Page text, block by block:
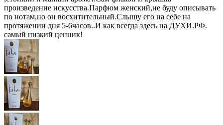
произведение искусства.Парфюм женский,не буду описывать
по нотам,но он восхитительный.Слышу его на себе на
протяжении дня 5-6часов..И как всегда здесь на ДУХИ.РФ.
самый низкий ценник!